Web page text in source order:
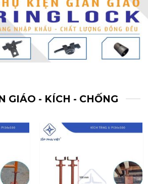
GIÁO - KÍCH - CHỐNG